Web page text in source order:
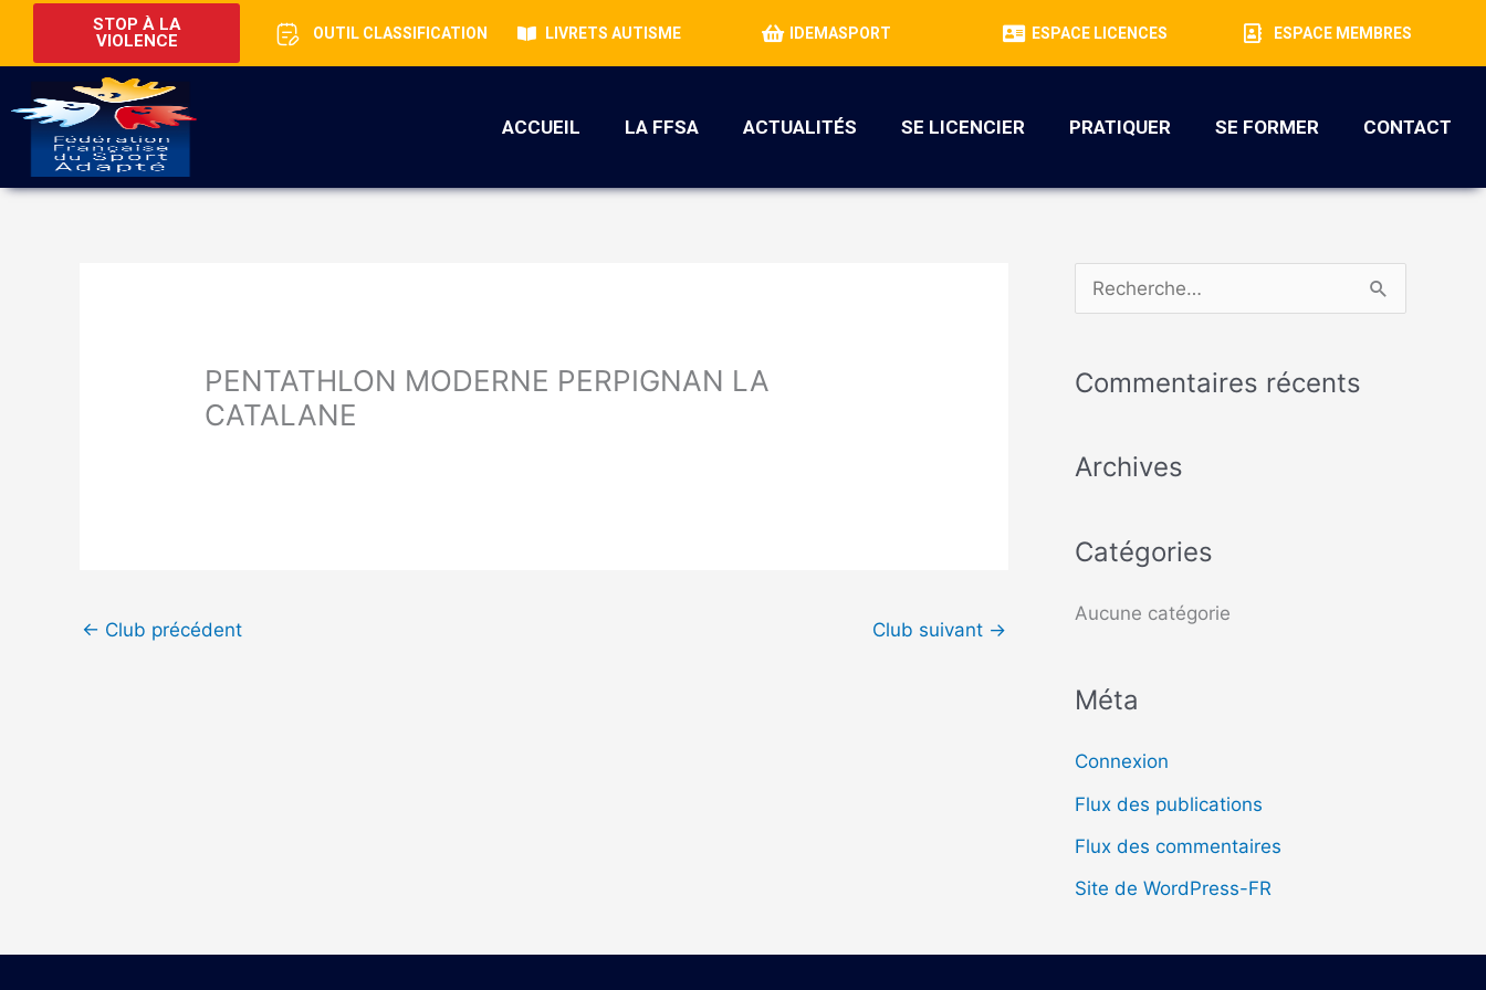
STOP À LA
VIOLENCE
OUTIL CLASSIFICATION LIVRETS AUTISME IDEMASPORT ESPACE LICENCES ESPACE MEMBRES
ACCUEIL LA FFSA ACTUALITÉS SE LICENCIER PRATIQUER SE FORMER CONTACT
PENTATHLON MODERNE PERPIGNAN LA
CATALANE
← Club précédent Club suivant →
c
r
h
:
Commentaires récents
Archives
Catégories
Aucune catégorie
Méta
Connexion
Flux des publications
Flux des commentaires
Site de WordPress-FR